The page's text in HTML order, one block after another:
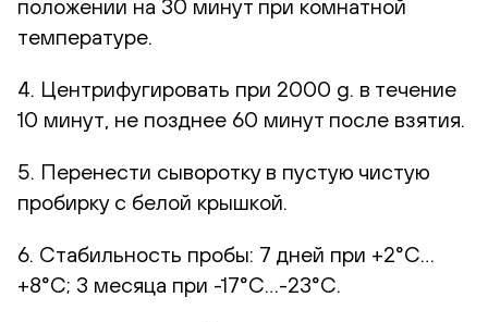
положении на 30 минут при комнатной
температуре.
4. Центрифугировать при 2000 g. в течение
10 минут, не позднее 60 минут после взятия.
5. Перенести сыворотку в пустую чистую
пробирку с белой крышкой.
6. Стабильность пробы: 7 дней при +2°С…
+8°С; 3 месяца при -17°С…-23°С.